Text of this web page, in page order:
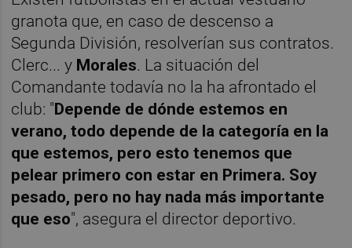
granota que, en caso de descenso a
Segunda División, resolverían sus contratos.
Clerc... y Morales. La situación del
Comandante todavía no la ha afrontado el
club: "Depende de dónde estemos en
verano, todo depende de la categoría en la
que estemos, pero esto tenemos que
pelear primero con estar en Primera. Soy
pesado, pero no hay nada más importante
que eso", asegura el director deportivo.